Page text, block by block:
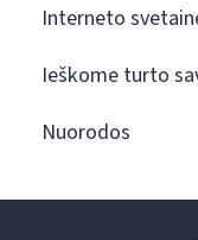
Interneto
Ieškome turto
Nuorodos